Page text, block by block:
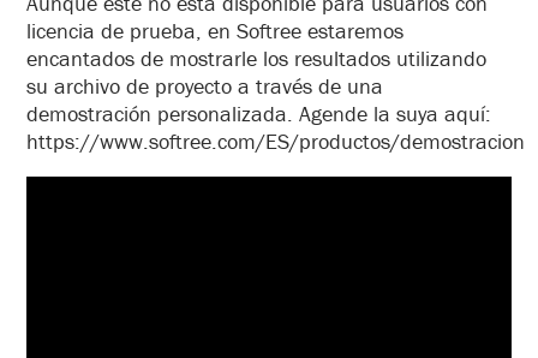
licencia de prueba, en Softree estaremos
encantados de mostrarle los resultados utilizando
su archivo de proyecto a través de una
demostración personalizada. Agende la suya aquí:
https://www.softree.com/ES/productos/demostracion